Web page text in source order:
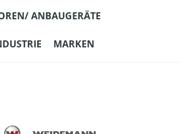
ANBAUGERÄTE
MARKEN